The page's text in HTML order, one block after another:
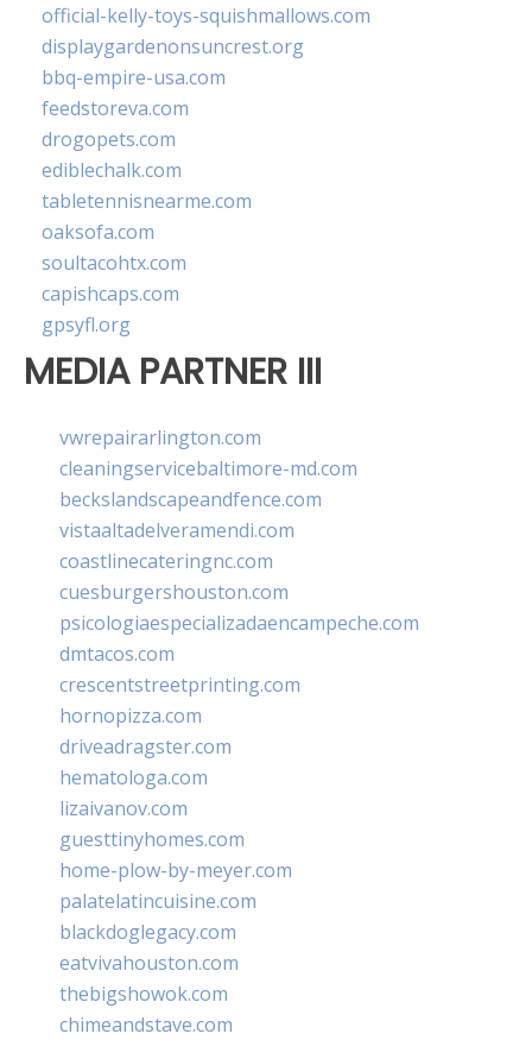
official-kelly-toys-squishmallows.com
displaygardenonsuncrest.org
bbq-empire-usa.com
feedstoreva.com
drogopets.com
ediblechalk.com
tabletennisnearme.com
oaksofa.com
soultacohtx.com
capishcaps.com
gpsyfl.org
MEDIA PARTNER III
vwrepairarlington.com
cleaningservicebaltimore-md.com
beckslandscapeandfence.com
vistaaltadelveramendi.com
coastlinecateringnc.com
cuesburgershouston.com
psicologiaespecializadaencampeche.com
dmtacos.com
crescentstreetprinting.com
hornopizza.com
driveadragster.com
hematologa.com
lizaivanov.com
guesttinyhomes.com
home-plow-by-meyer.com
palatelatincuisine.com
blackdoglegacy.com
eatvivahouston.com
thebigshowok.com
chimeandstave.com